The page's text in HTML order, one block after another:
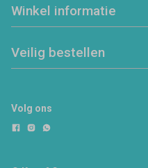
Winkel informatie
Veilig bestellen
Volg ons